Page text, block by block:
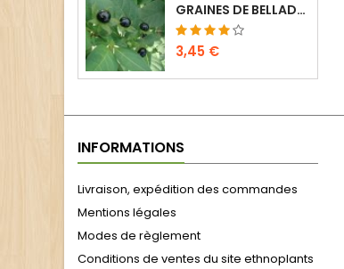
GRAINES DE BELLADONE - ATROPA BELLADONNA...
3,45 €
3,10 €
3,10 €
INFORMATIONS
Livraison, expédition des commandes
Mentions légales
Modes de règlement
Conditions de ventes du site ethnoplants